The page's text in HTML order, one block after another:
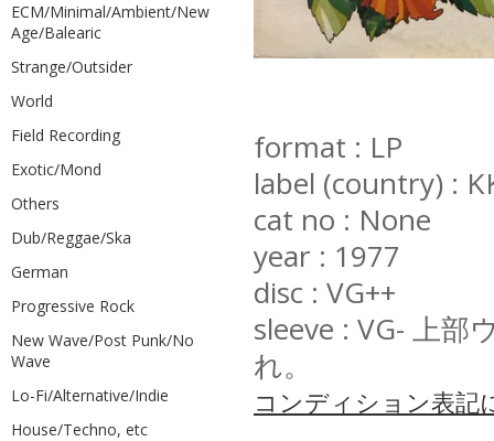
format : LP
label (country) :
cat no : None
year : 1977
disc : VG++
sleeve : VG- 上部
れ。
コンディション表記
ECM/Minimal/Ambient/New
Age/Balearic
Strange/Outsider
World
Field Recording
Exotic/Mond
Others
Dub/Reggae/Ska
German
Progressive Rock
New Wave/Post Punk/No
Wave
Lo-Fi/Alternative/Indie
House/Techno, etc